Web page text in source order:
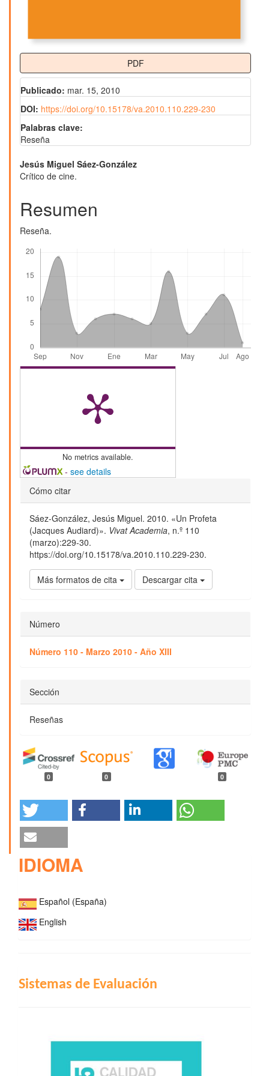
PDF
Publicado: mar. 15, 2010
DOI: https://doi.org/10.15178/va.2010.110.229-230
Palabras clave:
Reseña
Contenido
principal
del
artículo
Jesús Miguel Sáez-González
Crítico de cine.
Resumen
Reseña.
No metrics available.
- see details
Detalles
del
artículo
Cómo citar
Sáez-González, Jesús Miguel. 2010. «Un Profeta
(Jacques Audiard)». Vivat Academia, n.º 110
(marzo):229-30.
https://doi.org/10.15178/va.2010.110.229-230.
Más formatos de cita Descargar cita
Número
Número 110 - Marzo 2010 - Año XIII
Sección
Reseñas
0 0 0
IDIOMA
Español (España)
English
INDIZACIÓN
Sistemas de Evaluación